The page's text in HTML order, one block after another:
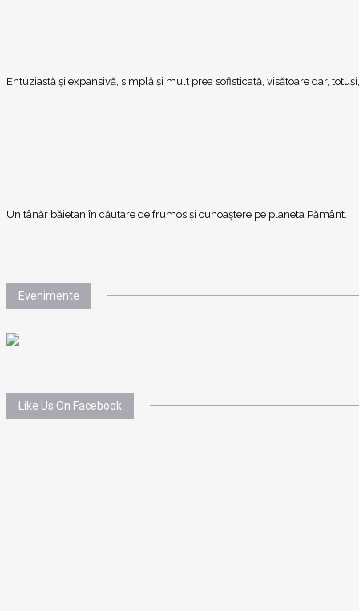
Entuziastă şi expansivă, simplă şi mult prea sofisticată, visătoare dar,
Un tânăr băietan în căutare de frumos și cunoaștere pe planeta Pământ.
Evenimente
Like Us On Facebook